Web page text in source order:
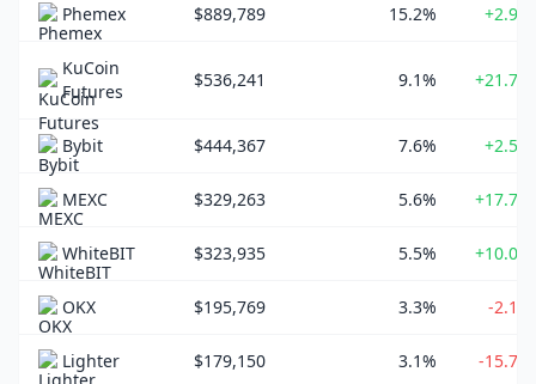
Phemex $889,789 15.2%
KuCoin
Futures
$536,241 9.1%
Bybit $444,367 7.6%
MEXC $329,263 5.6%
WhiteBIT $323,935 5.5%
OKX $195,769 3.3% -
Lighter $179,150 3.1% -